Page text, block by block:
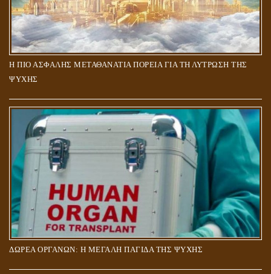
Η ΠΙΟ ΑΣΦΑΛΗΣ ΜΕΤΑΘΑΝΑΤΙΑ ΠΟΡΕΙΑ ΓΙΑ ΤΗ ΛΥΤΡΩΣΗ ΤΗΣ
ΨΥΧΗΣ
ΔΩΡΕΑ ΟΡΓΑΝΩΝ: Η ΜΕΓΑΛΗ ΠΑΓΙΔΑ ΤΗΣ ΨΥΧΗΣ